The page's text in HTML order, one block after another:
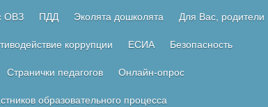
ОВЗ ПДД Эколята дошколята Для Вас, родители
коррупции ЕСИА Безопасность
Странички педагогов Онлайн-опрос
образовательного процесса